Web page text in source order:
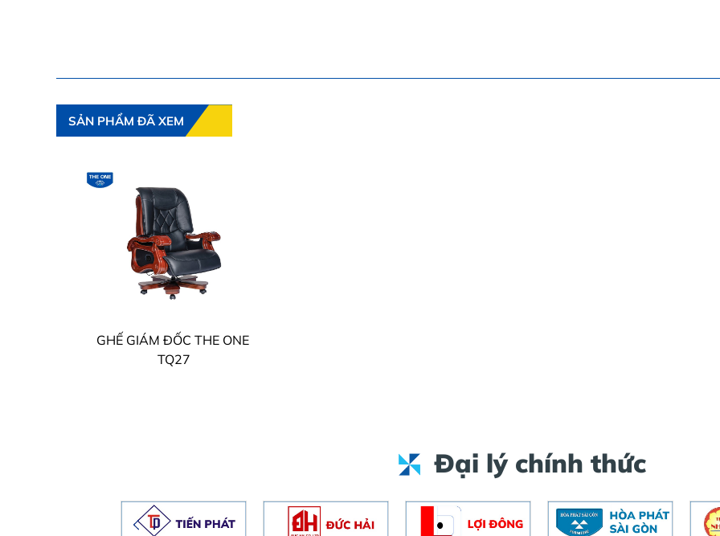
SẢN PHẨM ĐÃ XEM
GHẾ GIÁM ĐỐC THE ONE
TQ27
Đại lý chính thức